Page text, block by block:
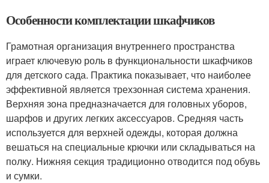
Особенности комплектации шкафчиков
Грамотная организация внутреннего пространства
играет ключевую роль в функциональности шкафчиков
для детского сада. Практика показывает, что наиболее
эффективной является трехзонная система хранения.
Верхняя зона предназначается для головных уборов,
шарфов и других легких аксессуаров. Средняя часть
используется для верхней одежды, которая должна
вешаться на специальные крючки или складываться на
полку. Нижняя секция традиционно отводится под обувь
и сумки.